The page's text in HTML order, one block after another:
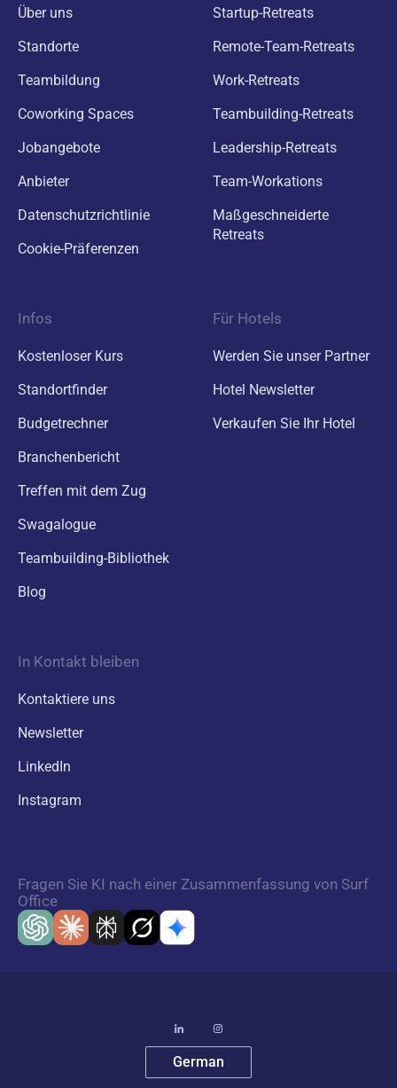
Über uns
Standorte
Teambildung
Coworking Spaces
Jobangebote
Anbieter
Datenschutzrichtlinie
Cookie-Präferenzen
Startup-Retreats
Remote-Team-Retreats
Work-Retreats
Teambuilding-Retreats
Leadership-Retreats
Team-Workations
Maßgeschneiderte
Retreats
Infos
Kostenloser Kurs
Standortfinder
Budgetrechner
Branchenbericht
Treffen mit dem Zug
Swagalogue
Teambuilding-Bibliothek
Blog
Für Hotels
Werden Sie unser Partner
Hotel Newsletter
Verkaufen Sie Ihr Hotel
In Kontakt bleiben
Kontaktiere uns
Newsletter
LinkedIn
Instagram
Fragen Sie KI nach einer Zusammenfassung von Surf
Office
German